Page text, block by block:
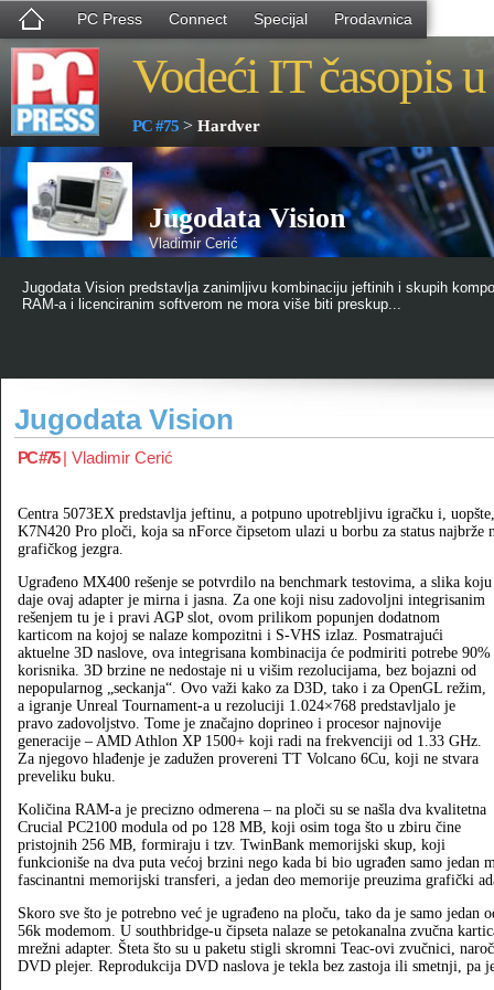
PC Press Connect Specijal Prodavnica
Vodeći IT časopis
PC #75 > Hardver
Jugodata Vision
Vladimir Cerić
Jugodata Vision predstavlja zanimljivu kombinaciju jeftinih i skupih
RAM-a i licenciranim softverom ne mora više biti preskup...
Jugodata Vision
PC #75| Vladimir Cerić
Centra 5073EX predstavlja jeftinu, a potpuno upotrebljivu igračku i,
K7N420 Pro ploči, koja sa nForce čipsetom ulazi u borbu za status
grafičkog jezgra.
Ugrađeno MX400 rešenje se potvrdilo na benchmark testovima, a slika koju
daje ovaj adapter je mirna i jasna. Za one koji nisu zadovoljni integrisanim
rešenjem tu je i pravi AGP slot, ovom prilikom popunjen dodatnom
karticom na kojoj se nalaze kompozitni i S-VHS izlaz. Posmatrajući
aktuelne 3D naslove, ova integrisana kombinacija će podmiriti potrebe 90%
korisnika. 3D brzine ne nedostaje ni u višim rezolucijama, bez bojazni od
nepopularnog „seckanja“. Ovo važi kako za D3D, tako i za OpenGL režim,
a igranje Unreal Tournament-a u rezoluciji 1.024×768 predstavljalo je
pravo zadovoljstvo. Tome je značajno doprineo i procesor najnovije
generacije – AMD Athlon XP 1500+ koji radi na frekvenciji od 1.33 GHz.
Za njegovo hlađenje je zadužen provereni TT Volcano 6Cu, koji ne stvara
preveliku buku.
Količina RAM-a je precizno odmerena – na ploči su se našla dva kvalitetna
Crucial PC2100 modula od po 128 MB, koji osim toga što u zbiru čine
pristojnih 256 MB, formiraju i tzv. TwinBank memorijski skup, koji
funkcioniše na dva puta većoj brzini nego kada bi bio ugrađen samo jedan
fascinantni memorijski transferi, a jedan deo memorije preuzima grafički
Skoro sve što je potrebno već je ugrađeno na ploču, tako da je samo
56k modemom. U southbridge-u čipseta nalaze se petokanalna zvučna
mrežni adapter. Šteta što su u paketu stigli skromni Teac-ovi zvučnici,
DVD plejer. Reprodukcija DVD naslova je tekla bez zastoja ili smetnji, pa